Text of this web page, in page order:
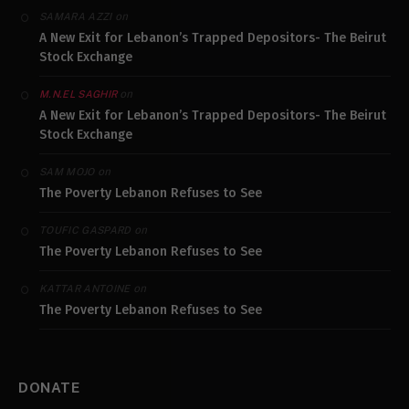
SAMARA AZZIon
A New Exit for Lebanon’s Trapped Depositors- The Beirut
Stock Exchange
M.N.EL SAGHIRon
A New Exit for Lebanon’s Trapped Depositors- The Beirut
Stock Exchange
SAM MOJO on
The Poverty Lebanon Refuses to See
TOUFIC GASPARD on
The Poverty Lebanon Refuses to See
KATTAR ANTOINEon
The Poverty Lebanon Refuses to See
DONATE